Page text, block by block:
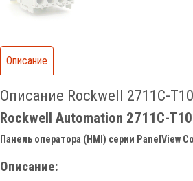
Описание
Описание Rockwell 2711C-
Rockwell Automation 2711C-
Панель оператора (HMI) серии PanelView
Описание: